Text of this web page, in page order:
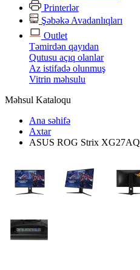
Printerlər
Şəbəkə Avadanlıqları
Outlet
Təmirdən qayıdan
Qutusu açıq olanlar
Az istifadə olunmuş
Vitrin məhsulu
Məhsul Kataloqu
Ana səhifə
Axtar
ASUS ROG Strix XG27AQ